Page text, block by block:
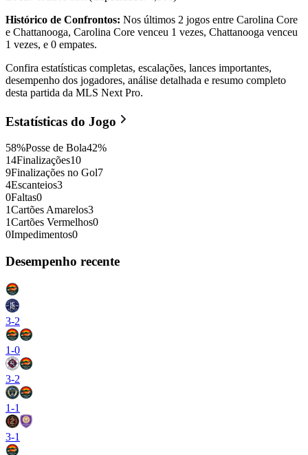
Histórico de Confrontos: Nos últimos 2 jogos entre Carolina Core
e Chattanooga, Carolina Core venceu 1 vezes, Chattanooga venceu
1 vezes, e 0 empates.
Confira estatísticas completas, escalações, lances importantes,
desempenho dos jogadores, análise detalhada e resumo completo
desta partida da MLS Next Pro.
Estatísticas do Jogo
58%Posse de Bola42%
14Finalizações10
9Finalizações no Gol7
4Escanteios3
0Faltas0
1Cartões Amarelos3
1Cartões Vermelhos0
0Impedimentos0
Desempenho recente
3-2
1-0
3-2
1-1
3-1